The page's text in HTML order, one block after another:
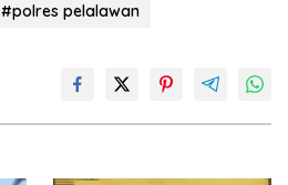
#polres pelalawan